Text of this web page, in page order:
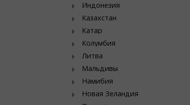
Индонезия
Казахстан
Катар
Колумбия
Литва
Мальдивы
Намибия
Новая Зеландия